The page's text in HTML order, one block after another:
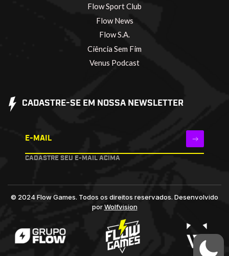
Flow Sport Club
Flow News
Flow S.A.
Ciência Sem Fim
Venus Podcast
CADASTRE-SE EM NOSSA NEWSLETTER
E-MAIL
CADASTRE SEU E-MAIL ACIMA
© 2024 Flow Games. Todos os direitos reservados. Desenvolvido
porWolfvision